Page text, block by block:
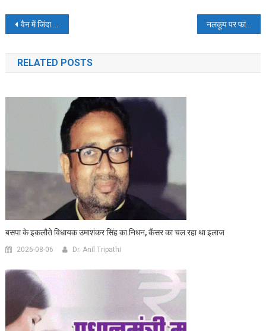
Post
navigation
वैन में जिंदा जले सात लोग, टायर फटने से हुआ हादसा नलकूप पर फांसी से लटकता मिला युवक का शव, बताया जा रहा हत्या ​का मामला
RELATED POSTS
बसपा के इकलौते विधायक उमाशंकर सिंह का निधन, कैंसर का चल रहा था इलाज
2026-08-06 Dr. Anil Tripathi